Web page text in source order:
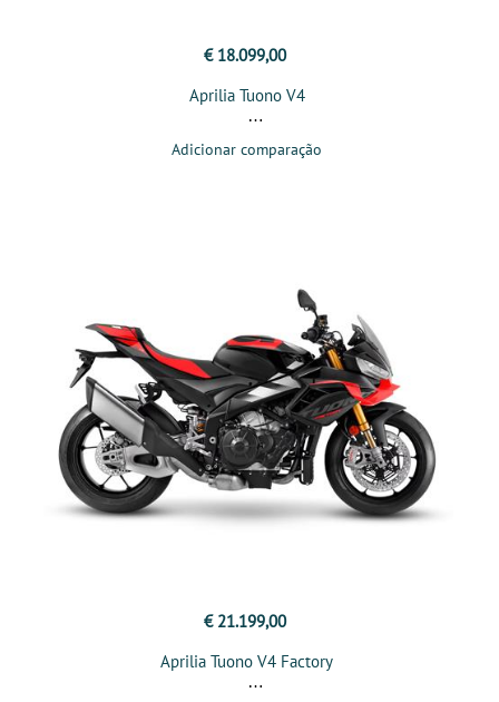
€ 18.099,00
Aprilia Tuono V4
Adicionar comparação
€ 21.199,00
Aprilia Tuono V4 Factory